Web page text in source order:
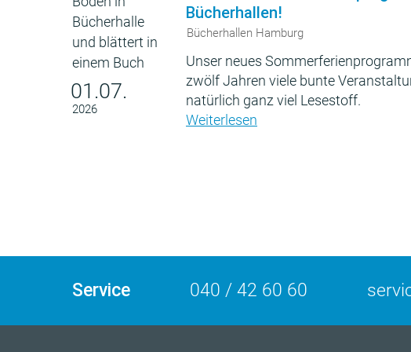
01.07.
2026
Bücherhallen!
Bücherhallen Hamburg
Unser neues
zwölf Jahren viele bunte
natürlich ganz viel Lesestoff.
Weiterlesen
Service 040 / 42 60 60